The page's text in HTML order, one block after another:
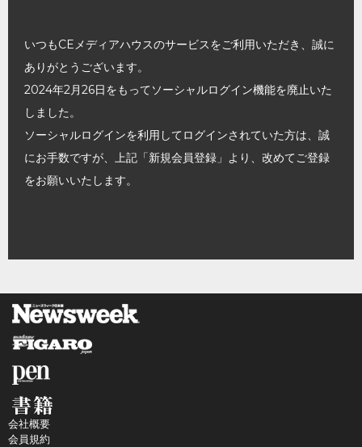
いつもCEメディアハウスのサービスをご利用いただき、誠に
ありがとうございます。
2024年2月26日をもってソーシャルログイン機能を廃止いた
しました。
ソーシャルログインを利用してログインされていた方は、誠
にお手数ですが、上記「新規会員登録」より、改めてご登録
をお願いいたします。
会社概要
会員規約